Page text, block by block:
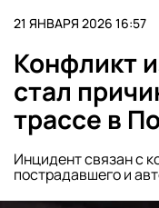
21 ЯНВАРЯ 2026 16:57
Конфликт
стал
трассе в
Инцидент связан с
пострадавшего и